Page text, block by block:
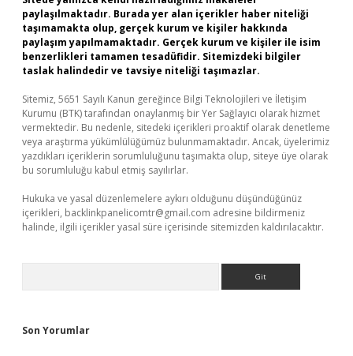
paylaşılmaktadır. Burada yer alan içerikler haber niteliği
taşımamakta olup, gerçek kurum ve kişiler hakkında
paylaşım yapılmamaktadır. Gerçek kurum ve kişiler ile isim
benzerlikleri tamamen tesadüfidir. Sitemizdeki bilgiler
taslak halindedir ve tavsiye niteliği taşımazlar.
Sitemiz, 5651 Sayılı Kanun gereğince Bilgi Teknolojileri ve İletişim
Kurumu (BTK) tarafından onaylanmış bir Yer Sağlayıcı olarak hizmet
vermektedir. Bu nedenle, sitedeki içerikleri proaktif olarak denetleme
veya araştırma yükümlülüğümüz bulunmamaktadır. Ancak, üyelerimiz
yazdıkları içeriklerin sorumluluğunu taşımakta olup, siteye üye olarak
bu sorumluluğu kabul etmiş sayılırlar.
Hukuka ve yasal düzenlemelere aykırı olduğunu düşündüğünüz
içerikleri, backlinkpanelicomtr@gmail.com adresine bildirmeniz
halinde, ilgili içerikler yasal süre içerisinde sitemizden kaldırılacaktır.
Son Yorumlar